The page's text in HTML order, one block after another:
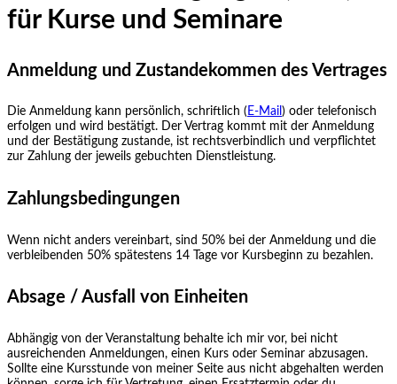
für Kurse und Seminare
Anmeldung und Zustandekommen des Vertrages
Die Anmeldung kann persönlich, schriftlich ( E-Mail ) oder telefonisch
erfolgen und wird bestätigt. Der Vertrag kommt mit der Anmeldung
und der Bestätigung zustande, ist rechtsverbindlich und verpflichtet
zur Zahlung der jeweils gebuchten Dienstleistung.
Zahlungsbedingungen
Wenn nicht anders vereinbart, sind 50% bei der Anmeldung und die
verbleibenden 50% spätestens 14 Tage vor Kursbeginn zu bezahlen.
Absage / Ausfall von Einheiten
Abhängig von der Veranstaltung behalte ich mir vor, bei nicht
ausreichenden Anmeldungen, einen Kurs oder Seminar abzusagen.
Sollte eine Kursstunde von meiner Seite aus nicht abgehalten werden